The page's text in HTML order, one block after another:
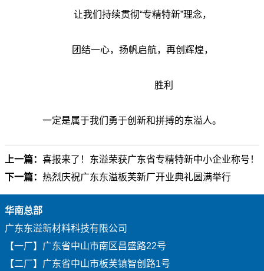
让我们持续贯彻“专精特新”理念，
团结一心，扬帆启航，再创辉煌，
胜利
一定是属于我们勇于创新和拼搏的东溢人。
上一篇： 喜报来了！东溢荣获广东省专精特新中小企业称号！
下一篇： 热烈庆祝广东东溢板芙新厂开业典礼圆满举行
华南总部
广东东溢新材料科技有限公司
【一厂】广东省中山市南区昌盛路22号
【二厂】广东省中山市板芙镇智创路1号